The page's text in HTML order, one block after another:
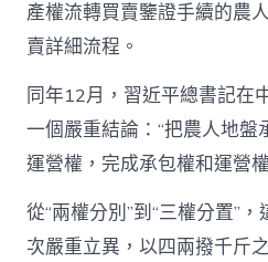
產權流轉買賣鑒證手續的農
賣詳細流程。
同年12月，習近平總書記在
一個嚴重結論：“把農人地
運營權，完成承包權和運營
從“兩權分別”到“三權分置”
次嚴重立異，以四兩撥千斤